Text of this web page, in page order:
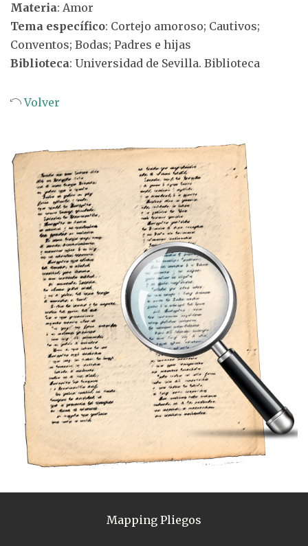
Materia: Amor
Tema específico: Cortejo amoroso; Cautivos;
Conventos; Bodas; Padres e hijas
Biblioteca: Universidad de Sevilla. Biblioteca
Volver
Mapping Pliegos